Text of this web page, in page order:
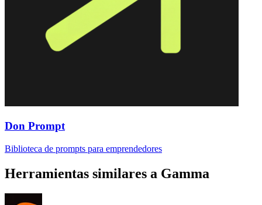
Don Prompt
Biblioteca de prompts para emprendedores
Herramientas similares a Gamma